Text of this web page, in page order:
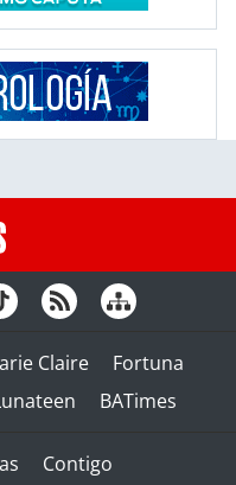
Claire
Fortuna
BATimes
Contigo